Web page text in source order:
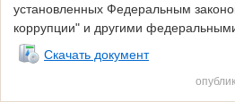
установленных Федеральным
коррупции" и другими
Скачать документ